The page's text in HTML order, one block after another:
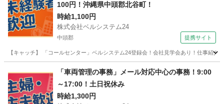
100円！沖縄県中頭郡北谷町！
時給1,100円
株式会社ベルシステム24
中頭郡 提携サイト
【キャッチ】 「コールセンター」ベルシステム24登録会！会社見学会あり！仕事紹
電話対応
「車両管理の事務」メール対応中心の事務！9:00
～17:00！土日祝休み
時給1,300円